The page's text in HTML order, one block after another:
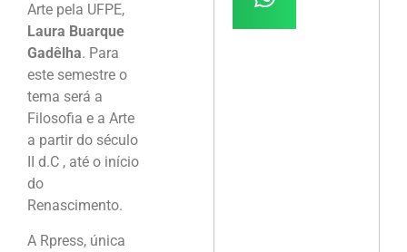
Arte pela UFPE,
Laura Buarque
Gadêlha. Para
este semestre o
tema será a
Filosofia e a Arte
a partir do século
II d.C , até o início
do
Renascimento.
A Rpress, única